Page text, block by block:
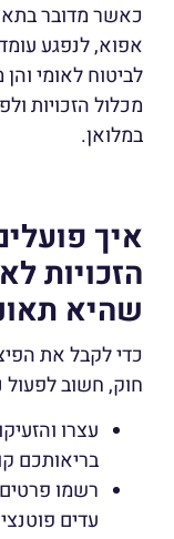
כאשר מדובר
אפוא, לנפגע
לביטוח לאומי
מכלול הזכויות
במלואן.
איך
הזכויות
שהיא
כדי לקבל את
חוק, חשוב
עצרו
בריאותכם
רשמו
עדים